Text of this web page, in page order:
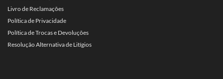
Livro de Reclamações
Política de Privacidade
Política de Trocas e Devoluções
Resolução Alternativa de Litígios